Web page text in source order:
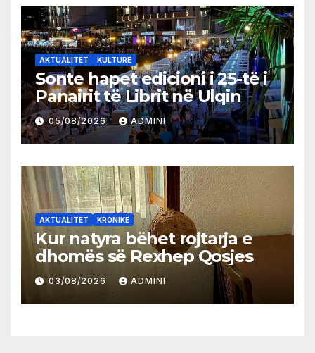
AKTUALITET KULTURË
Sonte hapet edicioni i 25-të i
Panairit të Librit në Ulqin
05/08/2026 ADMINI
AKTUALITET KRONIKË
Kur natyra bëhet rojtarja e
dhomës së Rexhep Qosjes
03/08/2026 ADMINI